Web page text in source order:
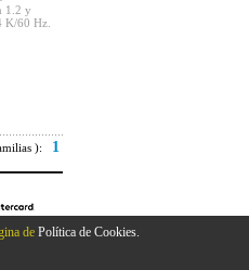
1.2 y
K/60 Hz.
): 1
de Política de Cookies.